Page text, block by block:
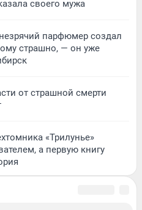
своего мужа
парфюмер создал
страшно, — он уже
от страшной смерти
«Трилунье»
а первую книгу